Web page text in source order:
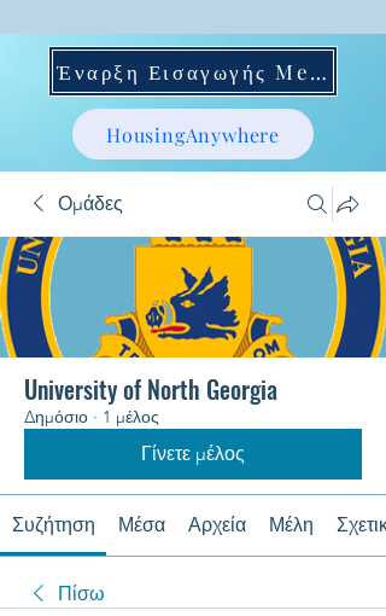
Έναρξη Εισαγωγής Mentoring
HousingAnywhere
Ομάδες
University of North Georgia
Δημόσιο · 1 μέλος
Γίνετε μέλος
Συζήτηση Μέσα Αρχεία Μέλη
Πίσω